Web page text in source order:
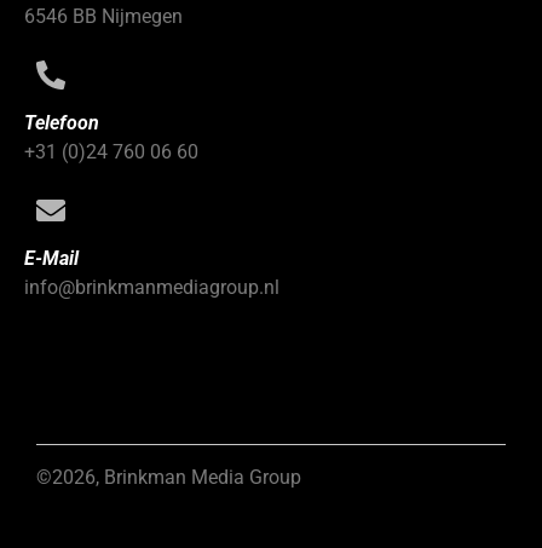
6546 BB Nijmegen
Telefoon
+31 (0)24 760 06 60
E-Mail
info@brinkmanmediagroup.nl
©2026, Brinkman Media Group